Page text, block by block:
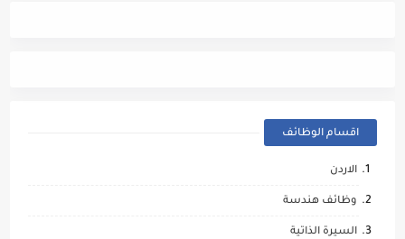
اقسام الوظائف
الاردن
وظائف هندسة
السيرة الذاتية